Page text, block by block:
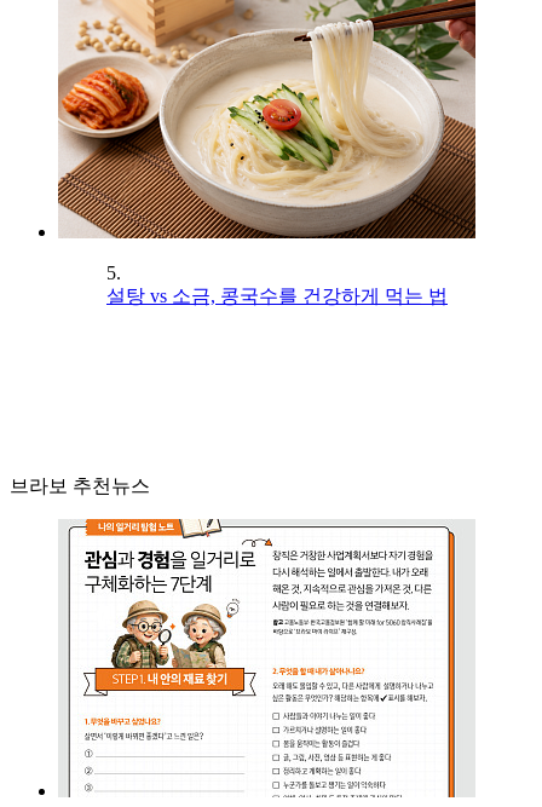
5.
설탕 vs 소금, 콩국수를 건강하게 먹는 법
브라보 추천뉴스